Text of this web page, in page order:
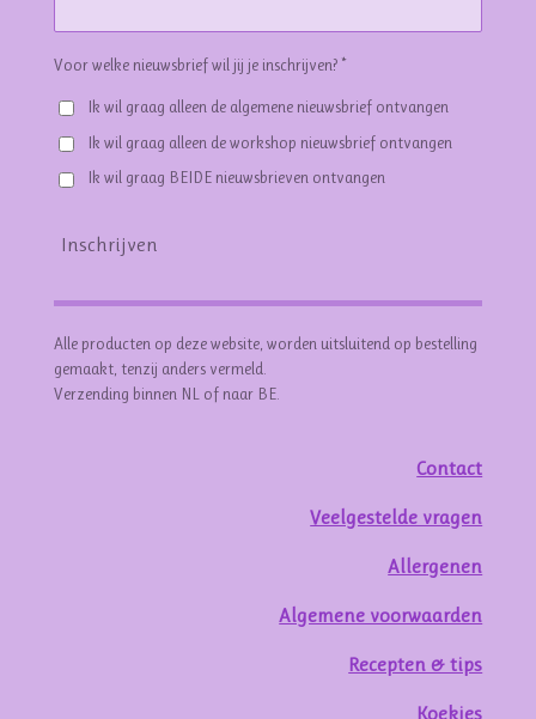
Voor welke nieuwsbrief wil jij je inschrijven? *
Ik wil graag alleen de algemene nieuwsbrief ontvangen
Ik wil graag alleen de workshop nieuwsbrief ontvangen
Ik wil graag BEIDE nieuwsbrieven ontvangen
Inschrijven
Alle producten op deze website, worden uitsluitend op bestelling
gemaakt, tenzij anders vermeld.
Verzending binnen NL of naar BE.
Contact
Veelgestelde vragen
Allergenen
Algemene voorwaarden
Recepten & tips
Koekjes